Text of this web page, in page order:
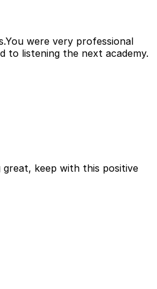
were very professional
to listening the next academy.
great, keep with this positive